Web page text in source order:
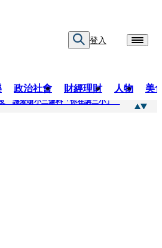
登入
政治社會 財經理財 人物 美
護愛嗆小三爆料「你在講三小」